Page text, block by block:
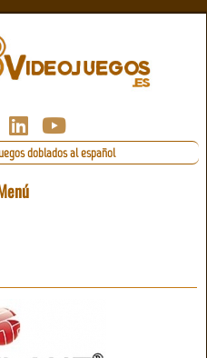
doblados al español